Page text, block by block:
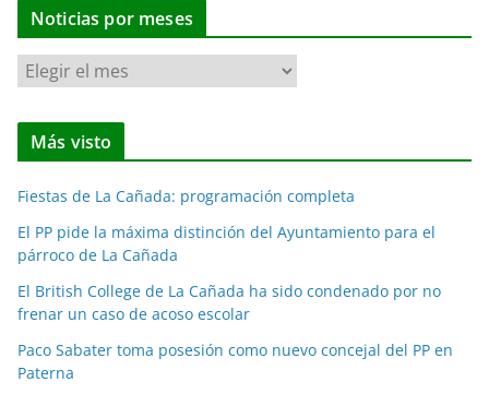
Noticias por meses
N
o
t
i
a
s
p
o
m
Más visto
Fiestas de La Cañada: programación completa
El PP pide la máxima distinción del Ayuntamiento para el
párroco de La Cañada
El British College de La Cañada ha sido condenado por no
frenar un caso de acoso escolar
Paco Sabater toma posesión como nuevo concejal del PP en
Paterna